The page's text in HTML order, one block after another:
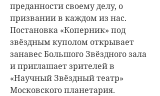
преданности своему делу, о
призвании в каждом из нас.
Постановка «Коперник» под
звёздным куполом открывает
занавес Большого Звёздного зала
и приглашает зрителей в
«Научный Звёздный театр»
Московского планетария.